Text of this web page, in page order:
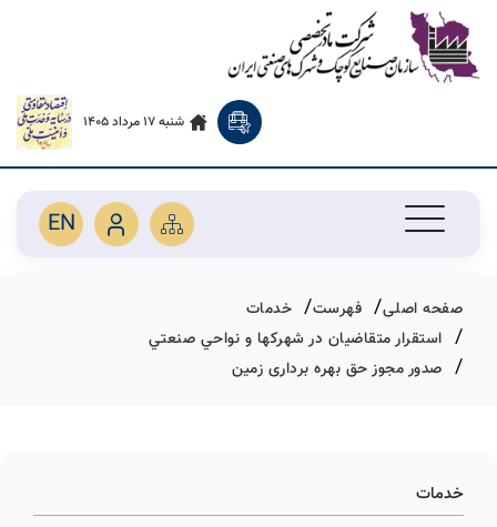
شنبه 17 مرداد 1405
EN
صفحه اصلی فهرست
خدمات
استقرار متقاضیان در شهركها و نواحي صنعتي
صدور مجوز حق بهره برداری زمین
خدمات